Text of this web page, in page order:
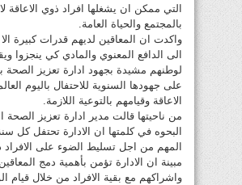
التي ممكن ان يشغلها افراد ذوي الاعاقة
بالمجتمع والحياة العامة.
واكدت ان المعاقين لديهم قدرات كبيرة
الى الدافع المعنوي والمادي كي ينجزوا
لوطنهم مشيدة بجهود ادارة تعزيز الصحة
على جهودها السنوية للاحتفال باليوم
الاعاقة وقيامهم بالتوعية اللازمة.
من ناحيتها قالت مدير ادارة تعزيز الصحة
البحوه في كلمتها ان الادارة تحتفل كل
المهم من اجل تسليط الضوء على الافراد
مبينة ان الادارة تؤمن بأهمية دمج
واشراكهم مع بقية الافراد من خلال قيام